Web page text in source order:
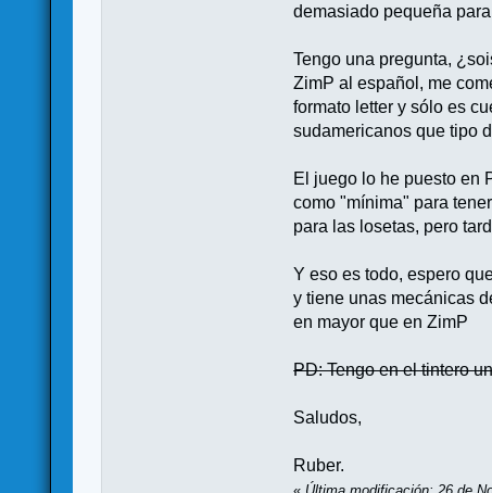
demasiado pequeña
Tengo una pregunta,
ZimP al español, me
formato letter y sólo es
sudamericanos que tipo
El juego lo he puesto en
como "mínima" para
para las losetas, pero
Y eso es todo, espero
y tiene unas mecánicas
en mayor que en ZimP
PD: Tengo en el tintero
Saludos,
Ruber.